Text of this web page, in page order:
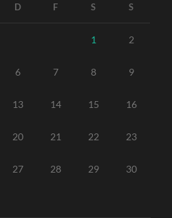
D F S S
1 2
6 7 8 9
13 14 15 16
20 21 22 23
27 28 29 30